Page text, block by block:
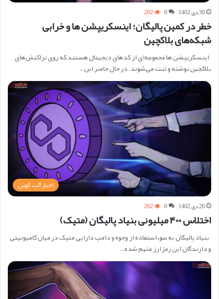
30 دی 1402 0
202
خطر در کمین پالیگان؛ اینسکریپشن ها و خرابی
شبکه‌های بلاکچین
اینسکریپشن ها مجموعه‌ای از کدهای دیجیتال هستند که روی تراکنش‌های
بلاکچین نوشته و ثبت می‌شوند. در حال حاضر این…
اخبار آلت کوین
26 دی 1402 0
262
اختلاس ۴۰۰ میلیونی بنیاد پالیگان (متیک)
بنیاد پالیگان به سوءاستفاده از وجوه و دامپ دارایی متیک در میان کامیونیتی
و دارندگان این رمزارز متهم شده…